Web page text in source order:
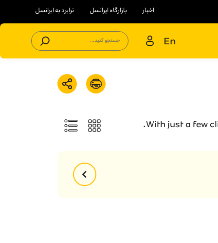
اخبار بازارگاه ایرانسل ترابرد به ایرانسل
En جستجو کنید...
With just a few